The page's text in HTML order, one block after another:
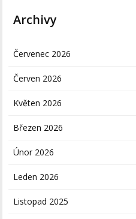
Archivy
Červenec 2026
Červen 2026
Květen 2026
Březen 2026
Únor 2026
Leden 2026
Listopad 2025